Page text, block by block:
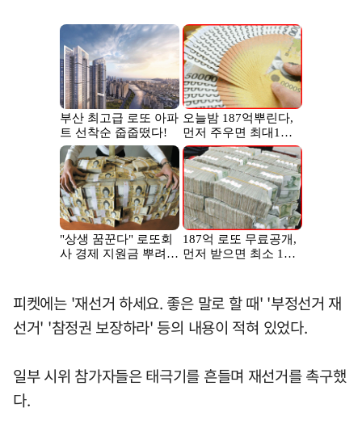
피켓에는 '재선거 하세요. 좋은 말로 할 때' '부정선거 재
선거' '참정권 보장하라' 등의 내용이 적혀 있었다.
일부 시위 참가자들은 태극기를 흔들며 재선거를 촉구했
다.